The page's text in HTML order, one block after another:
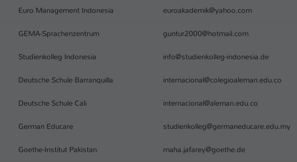
Euro Management Indonesia euroakademik@yahoo.com
GEMA-Sprachenzentrum guntur2000@hotmail.com
Studienkolleg Indonesia info@studienkolleg-indonesia.de
Deutsche Schule Barranquilla internacional@colegioaleman.edu.co
Deutsche Schule Cali internacional@aleman.edu.co
German Educare studienkolleg@germaneducare.edu.my
Goethe-Institut Pakistan maha.jafarey@goethe.de
von TYPO3. Es speichert im Fall eines Intranet-
Benutzer wiedererkannt werden und es wird
Besucher im Typo3-Backend angemeldet ist und